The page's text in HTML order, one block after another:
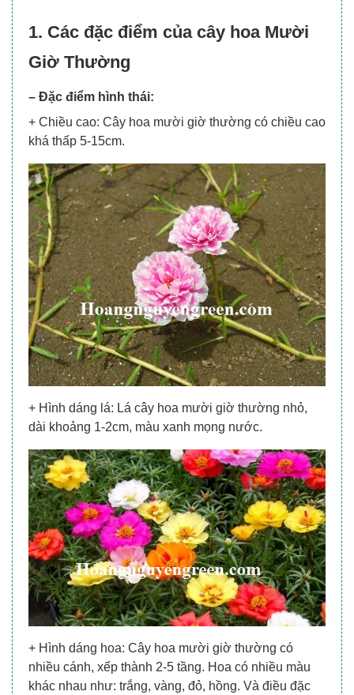
1. Các đặc điểm của cây hoa Mười
Giờ Thường
– Đặc điểm hình thái:
+ Chiều cao: Cây hoa mười giờ thường có chiều cao
khá thấp 5-15cm.
+ Hình dáng lá: Lá cây hoa mười giờ thường nhỏ,
dài khoảng 1-2cm, màu xanh mọng nước.
+ Hình dáng hoa: Cây hoa mười giờ thường có
nhiều cánh, xếp thành 2-5 tầng. Hoa có nhiều màu
khác nhau như: trắng, vàng, đỏ, hồng. Và điều đặc